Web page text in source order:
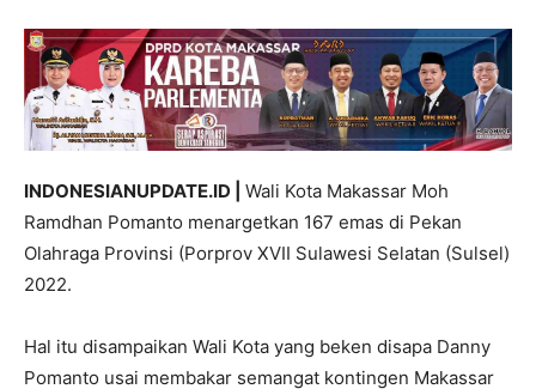
INDONESIANUPDATE.ID | Wali Kota Makassar Moh
Ramdhan Pomanto menargetkan 167 emas di Pekan
Olahraga Provinsi (Porprov XVII Sulawesi Selatan (Sulsel)
2022.
Hal itu disampaikan Wali Kota yang beken disapa Danny
Pomanto usai membakar semangat kontingen Makassar